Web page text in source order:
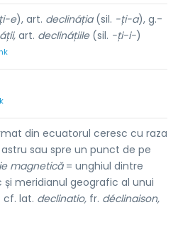
e), art. declináția(sil. -ți-a), g.-
art. declináțiile(sil. -ți-i-)
din ecuatorul ceresc cu raza
sau spre un punct de pe
magnetică= unghiul dintre
meridianul geografic al unui
lat. declinatio, fr. déclinaison,